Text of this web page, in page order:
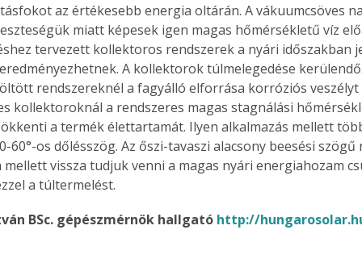
az
Old
új,
egyedi
vagy
Együtt jobban megéri!
Bővebb információ itt!
Együtt jobban megéri! A
könyvek tetszőleges
párosítással kedvezményes
áron, 0 Ft postaköltséggel
megrendelhetők!
az értékesebb energia oltárán. A vákuumcsöves
miatt képesek igen magas hőmérsékletű víz
tervezett kollektoros rendszerek a nyári időszakban
A kollektorok túlmelegedése
rendszereknél a fagyálló elforrása korróziós
kollektoroknál a rendszeres magas stagnálási
a termék élettartamát. Ilyen alkalmazás mellett
60°-os dőlésszög. Az őszi-tavaszi alacsony beesési
mellett vissza tudjuk venni a magas nyári energiahozam
a túltermelést.
BSc. gépészmérnök hallgató http://